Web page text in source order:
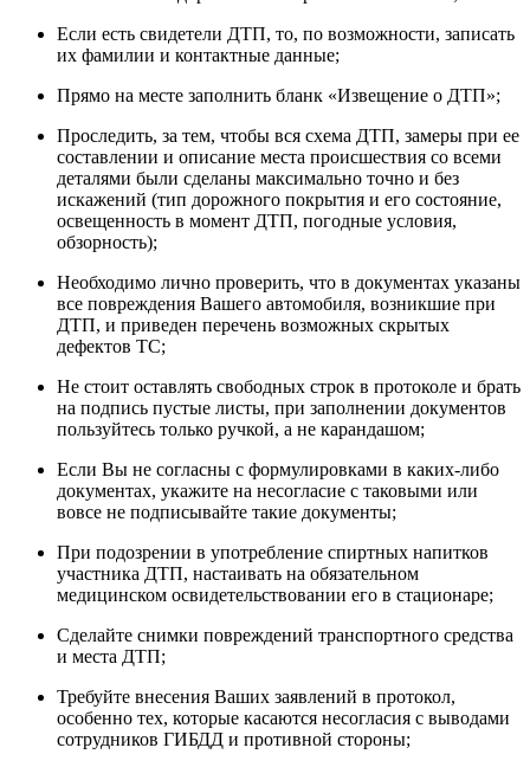
Если есть свидетели ДТП, то, по возможности, записать
их фамилии и контактные данные;
Прямо на месте заполнить бланк «Извещение о ДТП»;
Проследить, за тем, чтобы вся схема ДТП, замеры при ее
составлении и описание места происшествия со всеми
деталями были сделаны максимально точно и без
искажений (тип дорожного покрытия и его состояние,
освещенность в момент ДТП, погодные условия,
обзорность);
Необходимо лично проверить, что в документах указаны
все повреждения Вашего автомобиля, возникшие при
ДТП, и приведен перечень возможных скрытых
дефектов ТС;
Не стоит оставлять свободных строк в протоколе и брать
на подпись пустые листы, при заполнении документов
пользуйтесь только ручкой, а не карандашом;
Если Вы не согласны с формулировками в каких-либо
документах, укажите на несогласие с таковыми или
вовсе не подписывайте такие документы;
При подозрении в употребление спиртных напитков
участника ДТП, настаивать на обязательном
медицинском освидетельствовании его в стационаре;
Сделайте снимки повреждений транспортного средства
и места ДТП;
Требуйте внесения Ваших заявлений в протокол,
особенно тех, которые касаются несогласия с выводами
сотрудников ГИБДД и противной стороны;